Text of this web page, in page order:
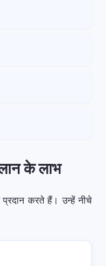
के लाभ
करते हैं। उन्हें नीचे